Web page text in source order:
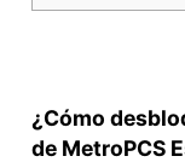
¿Cómo
de MetroPCS